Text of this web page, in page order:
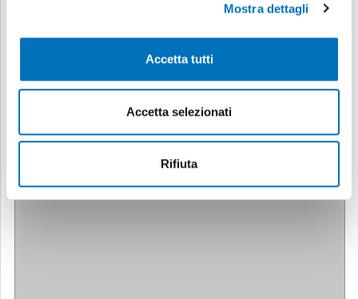
Mostra dettagli
Accetta tutti
Accetta selezionati
Rifiuta